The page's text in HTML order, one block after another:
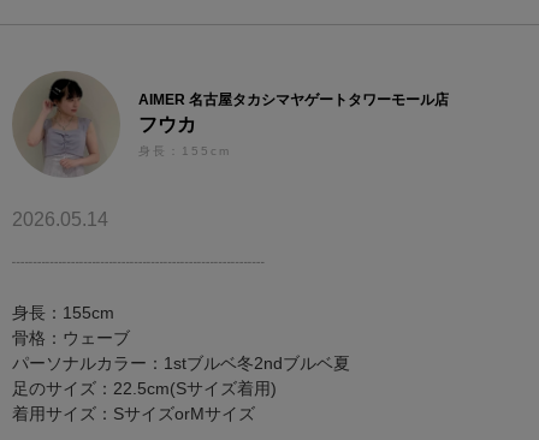
AIMER 名古屋タカシマヤゲートタワーモール店
フウカ
身長：155cm
2026.05.14
┈┈┈┈┈┈┈┈┈┈┈┈┈┈┈
身長：155cm
骨格：ウェーブ
パーソナルカラー：1stブルベ冬2ndブルベ夏
足のサイズ：22.5cm(Sサイズ着用)
着用サイズ：SサイズorMサイズ